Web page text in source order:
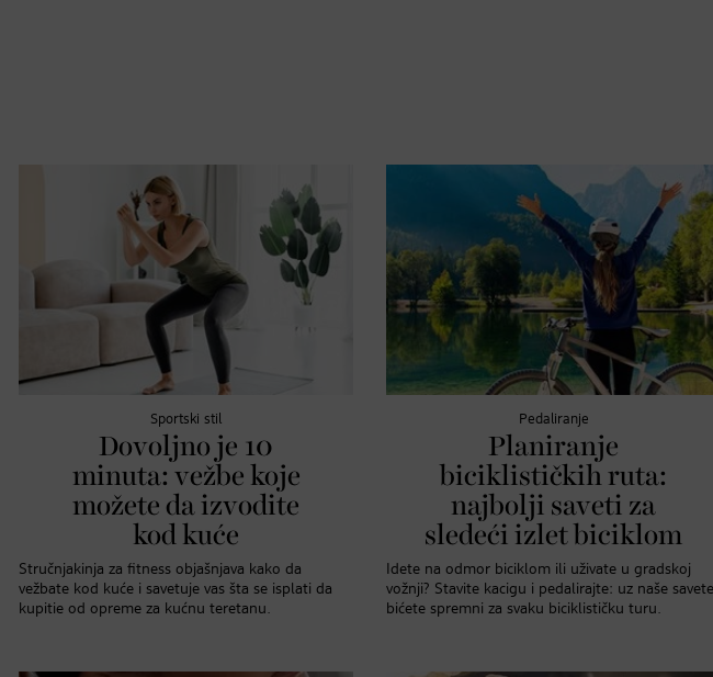
Sportski stil
Dovoljno je 10
minuta: vežbe koje
možete da izvodite
kod kuće
Stručnjakinja za fitness objašnjava kako da
vežbate kod kuće i savetuje vas šta se isplati da
kupitie od opreme za kućnu teretanu.
Pedaliranje
Planiranje
biciklističkih ruta:
najbolji saveti za
sledeći izlet biciklom
Idete na odmor biciklom ili uživate u gradskoj
vožnji? Stavite kacigu i pedalirajte: uz naše savete
bićete spremni za svaku biciklističku turu.